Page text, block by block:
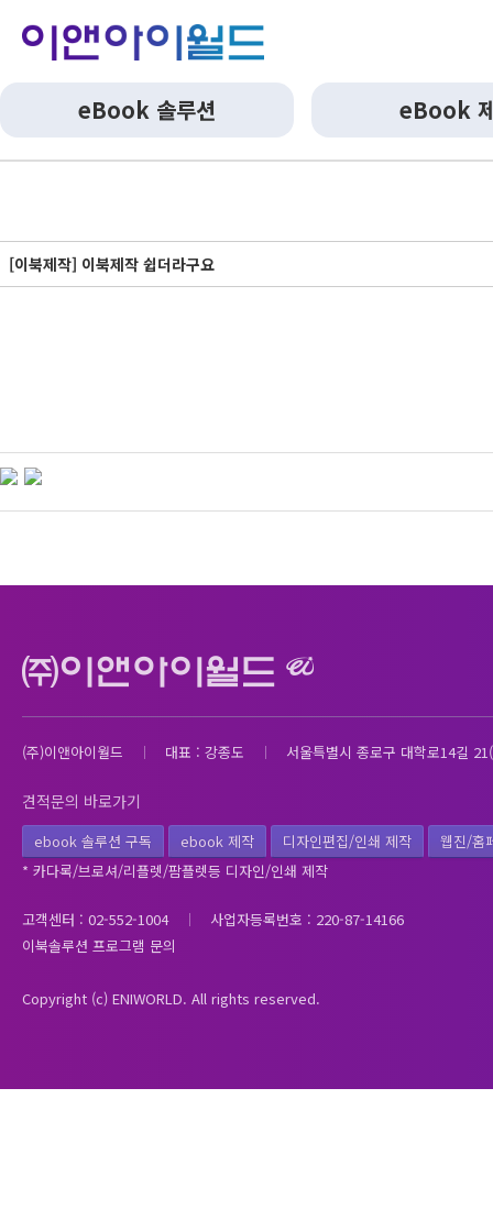
eBook 솔루션 eBook
[이북제작] 이북제작 쉽더라구요
(주)이앤아이월드 대표 : 강종도 서울특별시 종로구 대학로14길
견적문의 바로가기
ebook 솔루션 구독 ebook 제작 디자인편집/인쇄 제작
웹진/홈
* 카다록/브로셔/리플렛/팜플렛등 디자인/인쇄 제작
고객센터 : 02-552-1004
사업자등록번호 : 220-87-14166
이북솔루션 프로그램 문의
Copyright (c) ENIWORLD. All rights reserved.